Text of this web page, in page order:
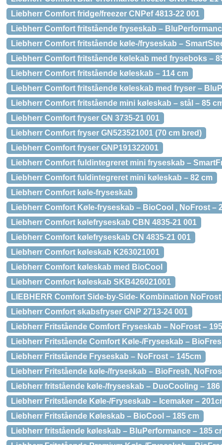
Liebherr Comfort fridge/freezer CNPef 4813-22 001
Liebherr Comfort fritstående fryseskab –
Liebherr Comfort fritstående køle-/fryseskab –
Liebherr Comfort fritstående kølekab med fryseboks –
Liebherr Comfort fritstående køleskab – 114 cm
Liebherr Comfort fritstående køleskab med fryser –
Liebherr Comfort fritstående mini køleskab – stål – 85
Liebherr Comfort fryser GN 3735-21 001
Liebherr Comfort fryser GN523521001 (70 cm bred)
Liebherr Comfort fryser GNP191322001
Liebherr Comfort fuldintegreret mini fryseskab –
Liebherr Comfort fuldintegreret mini køleskab – 82 cm
Liebherr Comfort køle-fryseskab
Liebherr Comfort Køle-fryseskab – BioCool , NoFrost –
Liebherr Comfort kølefryseskab CBN 4835-21 001
Liebherr Comfort kølefryseskab CN 4835-21 001
Liebherr Comfort køleskab K263021001
Liebherr Comfort køleskab med BioCool
Liebherr Comfort køleskab SKB426021001
LIEBHERR Comfort Side-by-Side- Kombination NoFrost
Liebherr Comfort skabsfryser GNP 2713-24 001
Liebherr Fritstående Comfort Fryseskab – NoFrost –
Liebherr Fritstående Comfort Køle-/Fryseskab –
Liebherr Fritstående Fryseskab – NoFrost – 145cm
Liebherr Fritstående køle-/fryseskab – BioFresh,
Liebherr fritstående køle-/fryseskab – DuoCooling – 186
Liebherr Fritstående Køle-/Fryseskab – Icemaker –
Liebherr Fritstående Køleskab – BioCool – 185 cm
Liebherr fritstående køleskab – BluPerformance – 185